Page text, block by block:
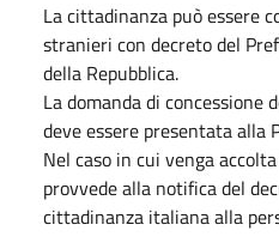
La cittadinanza può essere
stranieri con decreto del
della Repubblica.
La domanda di
deve essere presentata alla
Nel caso in cui venga
provvede alla notifica del
cittadinanza italiana alla